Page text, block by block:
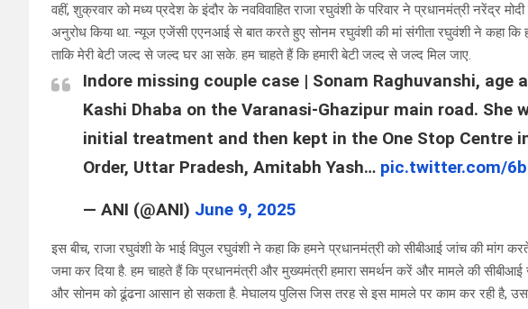
वहीं, शुक्रवार को मध्य प्रदेश के इंदौर के नवविवाहित राजा रघुवंशी के परिवार ने प्रधानमंत्री नरेंद्र
अनुरोध किया था. न्यूज एजेंसी एएनआई से बात करते हुए सोनम रघुवंशी की मां संगीता रघुवंशी ने कहा
ताकि मेरी बेटी जल्द से जल्द घर आ सके. हम चाहते हैं कि हमारी बेटी जल्द से जल्द मिल जाए.
Indore missing couple case | Sonam Raghuvanshi, age
Kashi Dhaba on the Varanasi-Ghazipur main road. She
initial treatment and then kept in the One Stop Centre
Order, Uttar Pradesh, Amitabh Yash… pic.twitter.com/
— ANI (@ANI) June 9, 2025
इस बीच, राजा रघुवंशी के भाई विपुल रघुवंशी ने कहा कि हमने प्रधानमंत्री को सीबीआई जांच की मांग
जमा कर दिया है. हम चाहते हैं कि प्रधानमंत्री और मुख्यमंत्री हमारा समर्थन करें और मामले की
और सोनम को ढूंढना आसान हो सकता है. मेघालय पुलिस जिस तरह से इस मामले पर काम कर रही है, उससे